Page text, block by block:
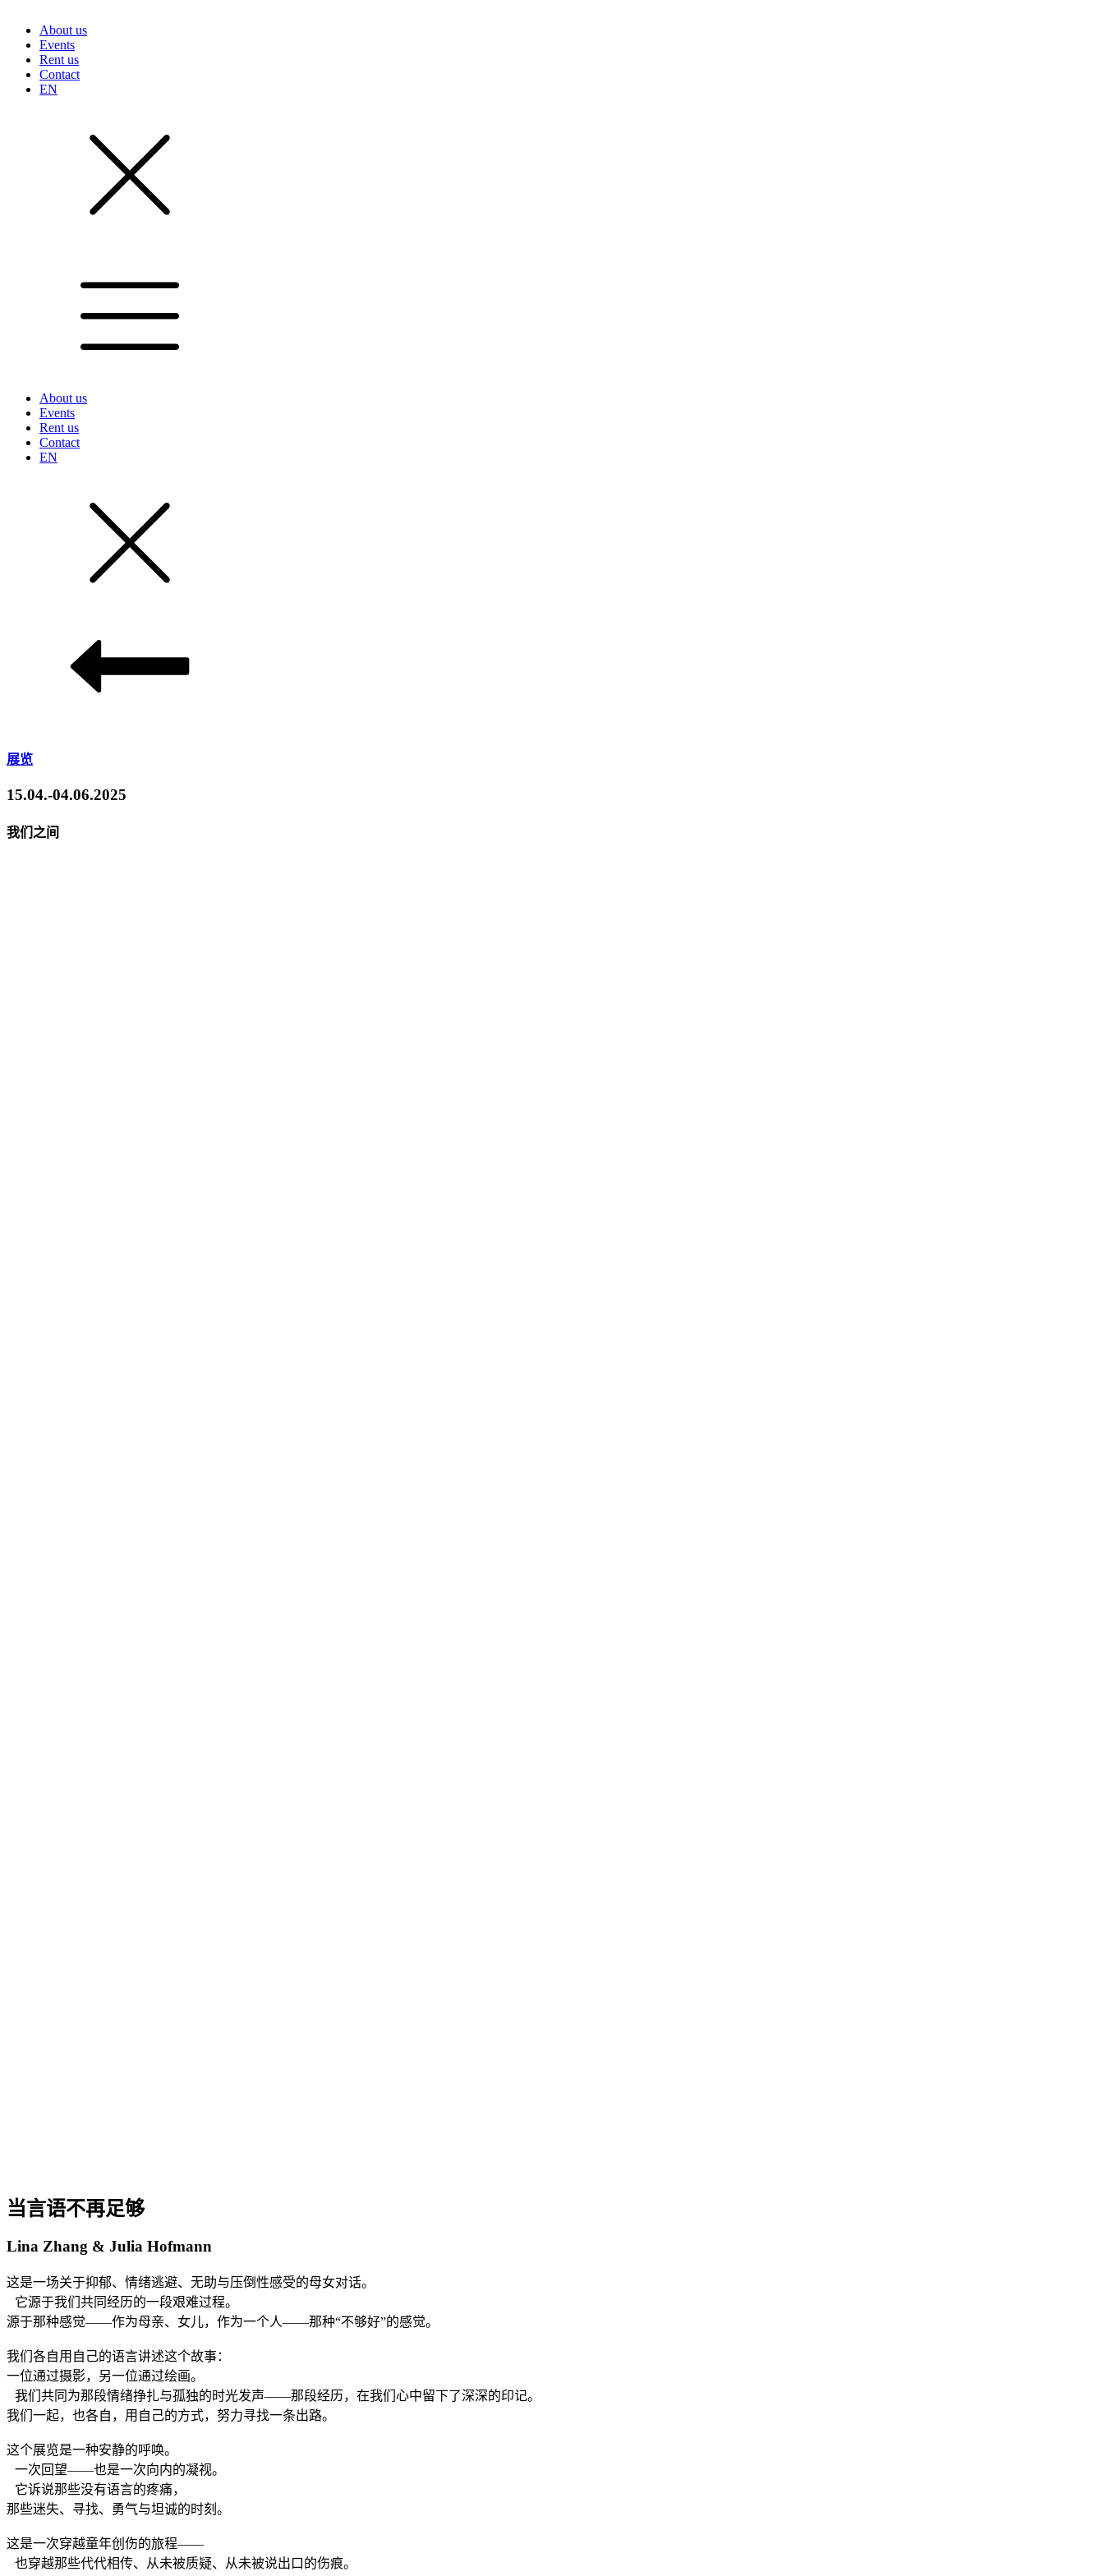
About us
Events
Rent us
Contact
EN
About us
Events
Rent us
Contact
EN
展览
15.04.-04.06.2025
我们之间
当言语不再足够
Lina Zhang & Julia Hofmann
这是一场关于抑郁、情绪逃避、无助与压倒性感受的母女对话。
它源于我们共同经历的一段艰难过程。
源于那种感觉——作为母亲、女儿，作为一个人——那种“不够好”的感觉。
我们各自用自己的语言讲述这个故事：
一位通过摄影，另一位通过绘画。
我们共同为那段情绪挣扎与孤独的时光发声——那段经历，在我们心中留下了深深的印记。
我们一起，也各自，用自己的方式，努力寻找一条出路。
这个展览是一种安静的呼唤。
一次回望——也是一次向内的凝视。
它诉说那些没有语言的疼痛，
那些迷失、寻找、勇气与坦诚的时刻。
这是一次穿越童年创伤的旅程——
也穿越那些代代相传、从未被质疑、从未被说出口的伤痕。